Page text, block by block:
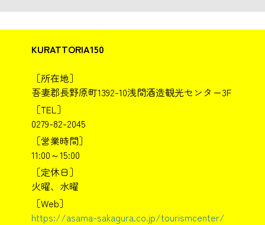
KURATTORIA150
［所在地］
吾妻郡長野原町1392-10浅間酒造観光センター3F
［TEL］
0279-82-2045
［営業時間］
11:00～15:00
［定休日］
火曜、水曜
［Web］
https://asama-sakagura.co.jp/tourismcenter/